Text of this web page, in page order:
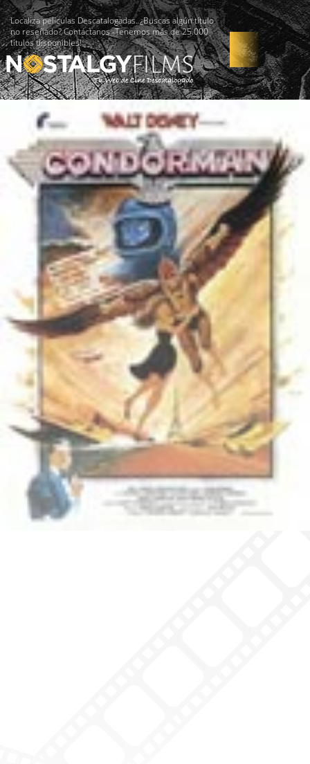
Localiza películas Descatalogadas. ¿Buscas algún título
no reseñado? Contáctanos -Tenemos más de 25.000
títulos disponibles!